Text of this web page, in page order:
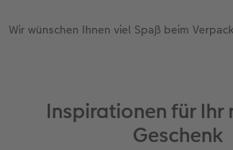
Wir wünschen Ihnen viel Spaß beim
Inspirationen für Ihr
Geschenk